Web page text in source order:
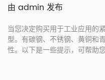
由 admin 发布
当您决定购买用于工业应用的
型。有碳钢、不锈钢、黄铜和
性。以下是一些提示，可帮助